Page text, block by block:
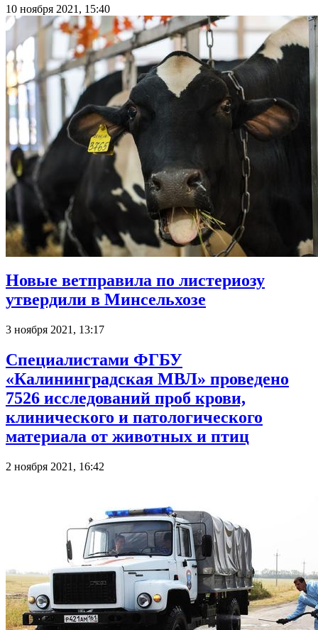
10 ноября 2021, 15:40
Новые ветправила по листериозу
утвердили в Минсельхозе
3 ноября 2021, 13:17
Специалистами ФГБУ
«Калининградская МВЛ» проведено
7526 исследований проб крови,
клинического и патологического
материала от животных и птиц
2 ноября 2021, 16:42